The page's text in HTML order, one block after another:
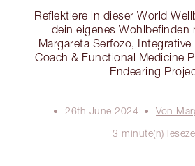
Reflektiere in dieser World
dein eigenes Wohlbefinden
Margareta Serfozo,
Coach & Functional Medicine
Endearing
26th June 2024
Von
3 minute(n)